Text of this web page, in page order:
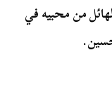
من محبيه في